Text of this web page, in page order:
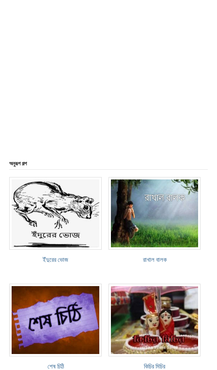
অনুরূপ গল্প
ইঁদুরের ভোজ রাখাল বালক
শেষ চিঠি কিচির মিচির